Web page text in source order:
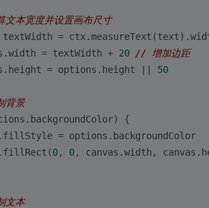
本宽度并设置画布尺寸
textWidth =
= textWidth +
20 // 增加边距
= options.height ||
50
背景
{
= options.backgroundColor
0, 0, canvas.width,
文本